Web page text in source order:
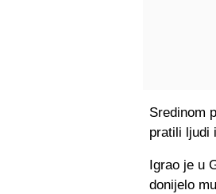
Sredinom
pratili ljudi
Igrao je u
donijelo